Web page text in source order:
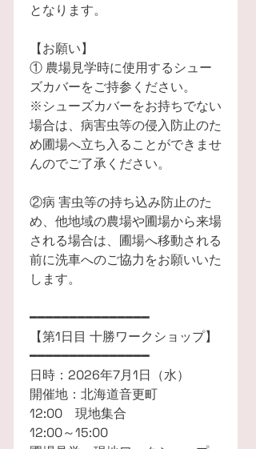
となります。
【お願い】
① 農場見学時に使用するシュー
ズカバーをご持参ください。
※シューズカバーをお持ちでない
場合は、病害虫等の侵入防止のた
め圃場へ立ち入ることができませ
んのでご了承ください。
②病 害虫等の持ち込み防止のた
め、他地域の農場や圃場から来場
される場合は、圃場へ移動される
前に洗車へのご協力をお願いいた
します。
━━━━━━━━━━━━━━━
【第1日目 十勝ワークショップ】
━━━━━━━━━━━━━━━
日時：2026年7月1日（水）
開催地：北海道音更町
12:00 現地集合
12:00～15:00